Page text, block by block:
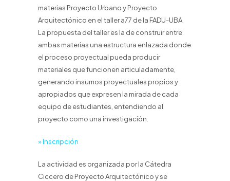
materias Proyecto Urbano y Proyecto
Arquitectónico en el taller a77 de la FADU-UBA.
La propuesta del taller es la de construir entre
ambas materias una estructura enlazada donde
el proceso proyectual pueda producir
materiales que funcionen articuladamente,
generando insumos proyectuales propios y
apropiados que expresen la mirada de cada
equipo de estudiantes, entendiendo al
proyecto como una investigación.
» Inscripción
La actividad es organizada por la Cátedra
Ciccero de Proyecto Arquitectónico y se